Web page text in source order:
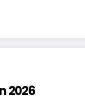
2026